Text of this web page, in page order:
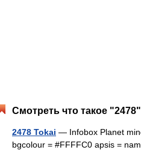
Смотреть что такое
2478 Tokai — Infobox Planet
bgcolour = #FFFFC0 apsis =